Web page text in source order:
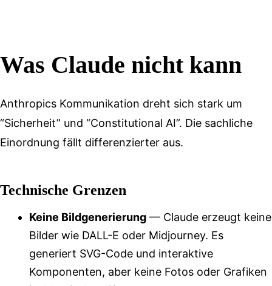
Was Claude nicht kann
Anthropics Kommunikation dreht sich stark um
“Sicherheit” und “Constitutional AI”. Die sachliche
Einordnung fällt differenzierter aus.
Technische Grenzen
Keine Bildgenerierung — Claude erzeugt keine
Bilder wie DALL-E oder Midjourney. Es
generiert SVG-Code und interaktive
Komponenten, aber keine Fotos oder Grafiken